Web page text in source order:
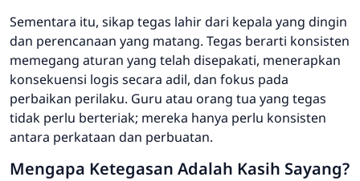
Sementara itu, sikap tegas lahir dari kepala yang dingin
dan perencanaan yang matang. Tegas berarti konsisten
memegang aturan yang telah disepakati, menerapkan
konsekuensi logis secara adil, dan fokus pada
perbaikan perilaku. Guru atau orang tua yang tegas
tidak perlu berteriak; mereka hanya perlu konsisten
antara perkataan dan perbuatan.
Mengapa Ketegasan Adalah Kasih Sayang?